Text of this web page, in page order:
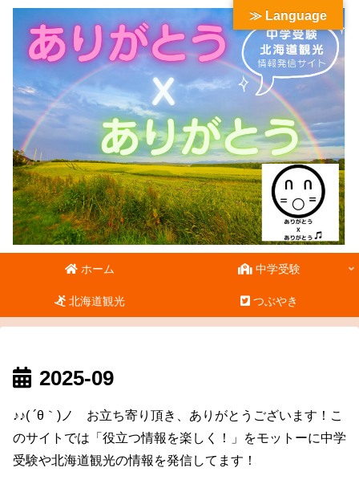
ホーム 中学受験
北海道観光 つぶやき
2025-09
♪♪( ´θ｀)ノ お立ち寄り頂き、ありがとうございます！こ
のサイトでは「役立つ情報を楽しく！」をモットーに中学
受験や北海道観光の情報を発信してます！
≫ Language